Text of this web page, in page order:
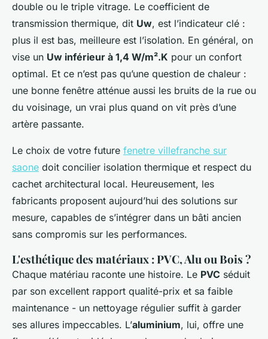
double ou le triple vitrage. Le coefficient de
transmission thermique, dit Uw, est l’indicateur clé :
plus il est bas, meilleure est l’isolation. En général, on
vise un Uw inférieur à 1,4 W/m².K pour un confort
optimal. Et ce n’est pas qu’une question de chaleur :
une bonne fenêtre atténue aussi les bruits de la rue ou
du voisinage, un vrai plus quand on vit près d’une
artère passante.
Le choix de votre future fenetre villefranche sur
saone doit concilier isolation thermique et respect du
cachet architectural local. Heureusement, les
fabricants proposent aujourd’hui des solutions sur
mesure, capables de s’intégrer dans un bâti ancien
sans compromis sur les performances.
L'esthétique des matériaux : PVC, Alu ou Bois ?
Chaque matériau raconte une histoire. Le PVC séduit
par son excellent rapport qualité-prix et sa faible
maintenance - un nettoyage régulier suffit à garder
ses allures impeccables. L’aluminium, lui, offre une